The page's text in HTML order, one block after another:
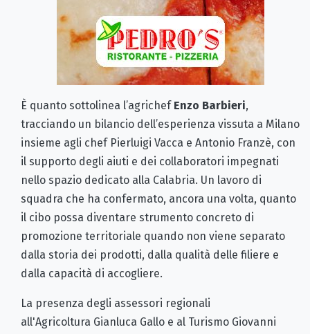
È quanto sottolinea l’agrichef Enzo Barbieri,
tracciando un bilancio dell’esperienza vissuta a Milano
insieme agli chef Pierluigi Vacca e Antonio Franzè, con
il supporto degli aiuti e dei collaboratori impegnati
nello spazio dedicato alla Calabria. Un lavoro di
squadra che ha confermato, ancora una volta, quanto
il cibo possa diventare strumento concreto di
promozione territoriale quando non viene separato
dalla storia dei prodotti, dalla qualità delle filiere e
dalla capacità di accogliere.
La presenza degli assessori regionali
all'Agricoltura Gianluca Gallo e al Turismo Giovanni